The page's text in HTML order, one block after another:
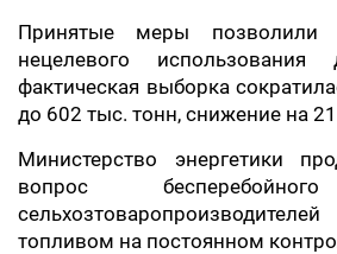
Принятые меры позволили
нецелевого использования
фактическая выборка
до 602 тыс. тонн, снижение на 21
Министерство энергетики
вопрос
топливом на постоянном